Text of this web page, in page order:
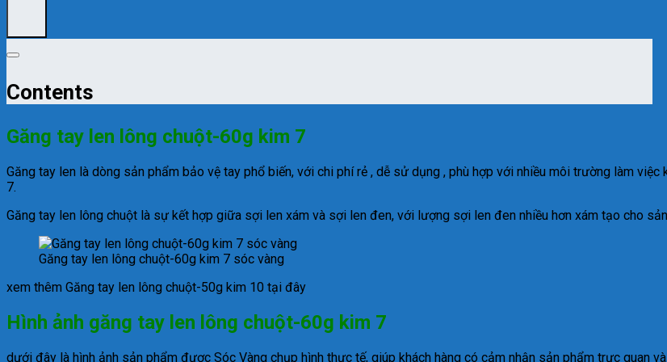
Contents
Găng tay len lông chuột-60g kim 7
Găng tay len là dòng sản phẩm bảo vệ tay phổ biến, với chi phí rẻ , dễ sử dụng , phù hợp với nhiều môi trường làm
7.
Găng tay len lông chuột là sự kết hợp giữa sợi len xám và sợi len đen, với lượng sợi len đen nhiều hơn xám tạo cho
Găng tay len lông chuột-60g kim 7 sóc vàng
xem thêm Găng tay len lông chuột-50g kim 10 tại đây
Hình ảnh găng tay len lông chuột-60g kim 7
dưới đây là hình ảnh sản phẩm được Sóc Vàng chụp hình thực tế, giúp khách hàng có cảm nhận sản phẩm trực quan